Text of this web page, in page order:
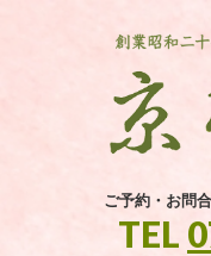
ご予約・お問
TEL